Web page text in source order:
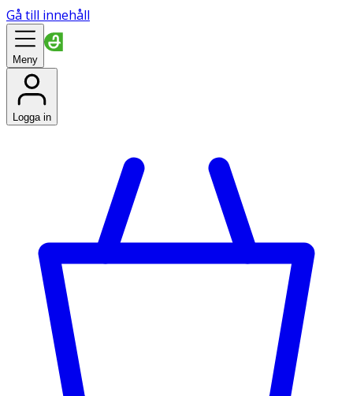
Gå till innehåll
Meny
Logga in